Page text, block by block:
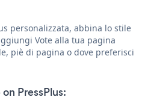
personalizzata, abbina lo stile
Vote alla tua pagina
piè di pagina o dove preferisci
PressPlus: